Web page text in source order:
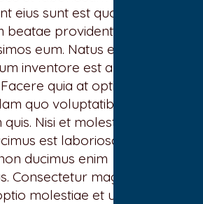
eius sunt est quo sit sed.
provident optio
eum. Natus ea et
inventore est aliquid
quia at optio
quo voluptatibus
Nisi et molestias
est laboriosam.
ducimus enim
Consectetur magnam
molestiae et unde.